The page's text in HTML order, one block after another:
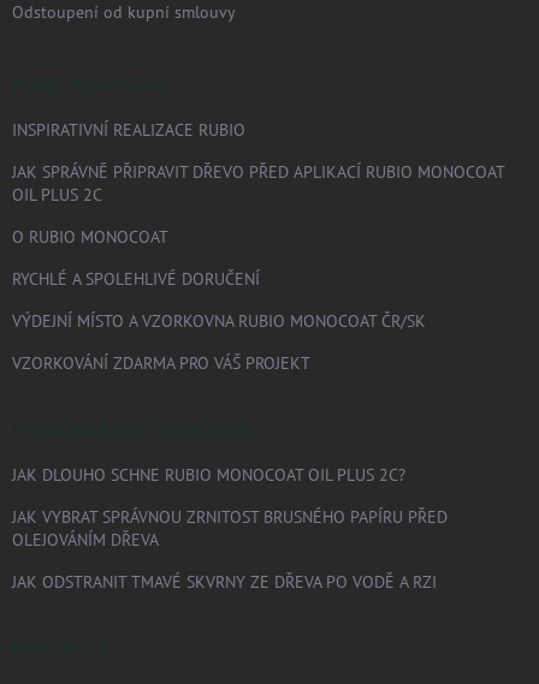
Odstoupení od kupní smlouvy
INSPIRATIVNÍ REALIZACE RUBIO
JAK SPRÁVNĚ PŘIPRAVIT DŘEVO PŘED APLIKACÍ RUBIO MONOCOAT
OIL PLUS 2C
O RUBIO MONOCOAT
RYCHLÉ A SPOLEHLIVÉ DORUČENÍ
VÝDEJNÍ MÍSTO A VZORKOVNA RUBIO MONOCOAT ČR/SK
VZORKOVÁNÍ ZDARMA PRO VÁŠ PROJEKT
JAK DLOUHO SCHNE RUBIO MONOCOAT OIL PLUS 2C?
JAK VYBRAT SPRÁVNOU ZRNITOST BRUSNÉHO PAPÍRU PŘED
OLEJOVÁNÍM DŘEVA
JAK ODSTRANIT TMAVÉ SKVRNY ZE DŘEVA PO VODĚ A RZI